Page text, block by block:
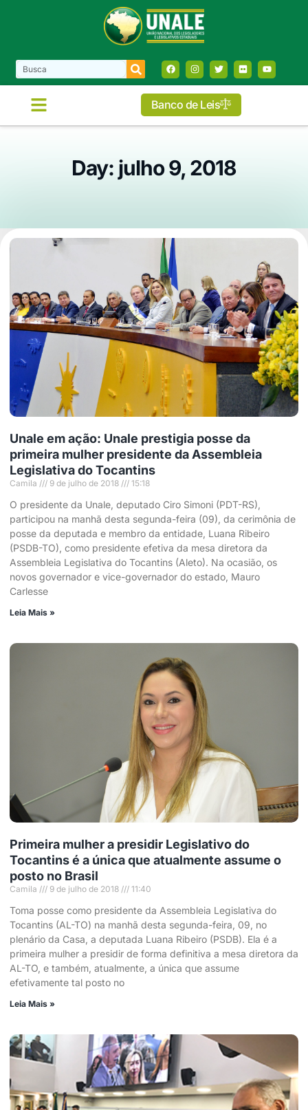
Banco de Leis
Day: julho 9, 2018
Unale em ação: Unale prestigia posse da
primeira mulher presidente da Assembleia
Legislativa do Tocantins
Camila 9 de julho de 2018 15:18
O presidente da Unale, deputado Ciro Simoni (PDT-RS),
participou na manhã desta segunda-feira (09), da cerimônia de
posse da deputada e membro da entidade, Luana Ribeiro
(PSDB-TO), como presidente efetiva da mesa diretora da
Assembleia Legislativa do Tocantins (Aleto). Na ocasião, os
novos governador e vice-governador do estado, Mauro
Carlesse
Leia Mais »
Primeira mulher a presidir Legislativo do
Tocantins é a única que atualmente assume o
posto no Brasil
Camila 9 de julho de 2018 11:40
Toma posse como presidente da Assembleia Legislativa do
Tocantins (AL-TO) na manhã desta segunda-feira, 09, no
plenário da Casa, a deputada Luana Ribeiro (PSDB). Ela é a
primeira mulher a presidir de forma definitiva a mesa diretora da
AL-TO, e também, atualmente, a única que assume
efetivamente tal posto no
Leia Mais »